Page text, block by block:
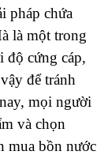
pháp chứa
là một trong
độ cứng cáp,
để tránh
mọi người
và chọn
mua bồn nước